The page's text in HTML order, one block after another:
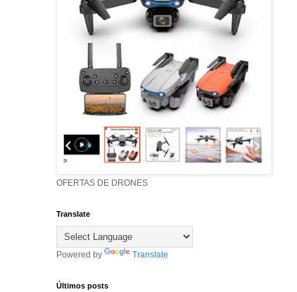
OFERTAS DE DRONES
Translate
Powered by Translate
Últimos posts